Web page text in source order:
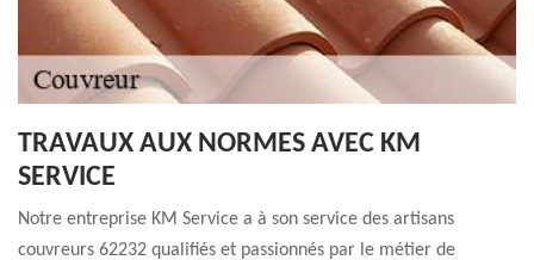
TRAVAUX AUX NORMES AVEC KM
SERVICE
Notre entreprise KM Service a à son service des artisans
couvreurs 62232 qualifiés et passionnés par le métier de